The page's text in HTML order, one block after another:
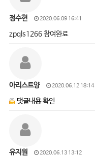
정수현 2020.06.09 16:41
zpqls1266 참여완료
아리스트양 2020.06.12 18:14
댓글내용 확인
유지원 2020.06.13 13:12